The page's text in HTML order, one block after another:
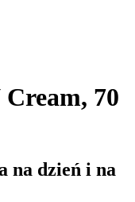
70
na dzień i na